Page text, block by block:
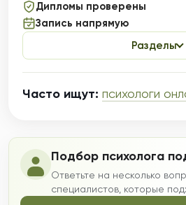
Дипломы проверены
Запись напрямую
Разделы
Часто ищут: психологи
Подбор психолога
Ответьте на несколько
специалистов, которые